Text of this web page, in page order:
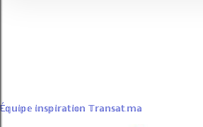
É𝕢𝕦𝕚𝕡𝕖 𝕚𝕟𝕤𝕡𝕚𝕣𝕒𝕥𝕚𝕠𝕟 𝕋𝕣𝕒𝕟𝕤𝕒𝕥.𝕞𝕒